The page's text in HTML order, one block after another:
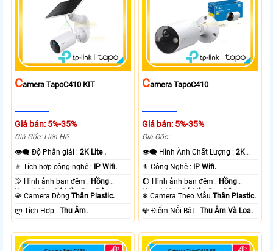
CAmera TapoC410 KIT
Giá bán: 5%-35%
Giá Gốc: Liên Hệ
👁️‍🗨 Độ Phân giải :2K Lite .
⚜️ Tích hợp công nghệ :
IP Wifi.
🌛 Hình ảnh ban đêm : Hồng
Ngoại 10m Có Màu Ban Ðêm.
💎 Camera DòngThân Plastic.
️ლ Tích Hợp :Thu Âm.
CAmera TapoC410
Giá bán: 5%-35%
Giá Gốc:
👁️‍🗨 Hình Ành Chất Lượng :2K
Lite .
⚜️ Công Nghệ :
IP Wifi.
🌔 Hình ảnh ban đêm : Hồng
Ngoại 10m Có Màu Ban Ðêm.
❄ Camera Theo MẫuThân Plastic.
️💎 Điểm Nỗi Bật :Thu Âm Và Loa.